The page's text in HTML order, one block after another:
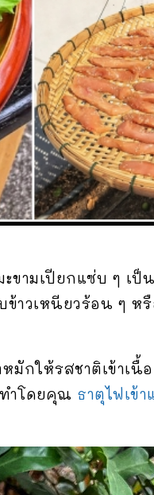
ขามเปียกแซ่บ ๆ เป็
าวเหนียวร้อน ๆ ห
มักให้รสชาติเข้าเนื้
ำโดยคุณ ธาตุไฟเข้